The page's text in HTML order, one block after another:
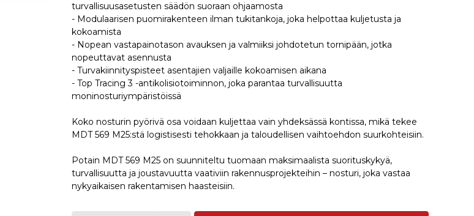
turvallisuusasetusten säädön suoraan ohjaamosta
- Modulaarisen puomirakenteen ilman tukitankoja, joka helpottaa kuljetusta ja
kokoamista
- Nopean vastapainotason avauksen ja valmiiksi johdotetun tornipään, jotka
nopeuttavat asennusta
- Turvakiinnityspisteet asentajien valjaille kokoamisen aikana
- Top Tracing 3 -antikolisiotoiminnon, joka parantaa turvallisuutta
moninosturiympäristöissä
Koko nosturin pyörivä osa voidaan kuljettaa vain yhdeksässä kontissa, mikä tekee
MDT 569 M25:stä logistisesti tehokkaan ja taloudellisen vaihtoehdon suurkohteisiin.
Potain MDT 569 M25 on suunniteltu tuomaan maksimaalista suorituskykyä,
turvallisuutta ja joustavuutta vaativiin rakennusprojekteihin – nosturi, joka vastaa
nykyaikaisen rakentamisen haasteisiin.